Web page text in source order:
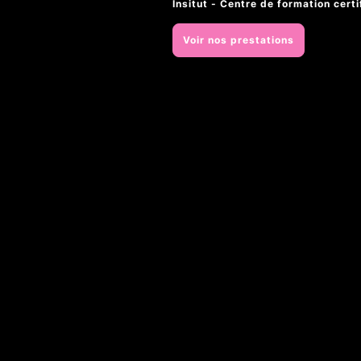
Insitut - Centre de formation
Voir nos prestations